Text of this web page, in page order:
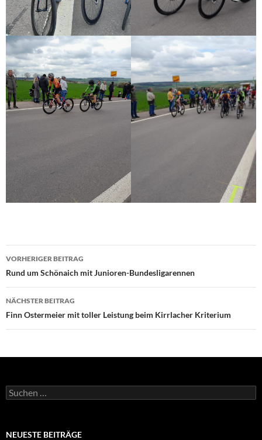
Beitragsnavigation
VORHERIGER BEITRAG
Rund um Schönaich mit Junioren-Bundesligarennen
NÄCHSTER BEITRAG
Finn Ostermeier mit toller Leistung beim Kirrlacher Kriterium
Suchen
nach:
NEUESTE BEITRÄGE